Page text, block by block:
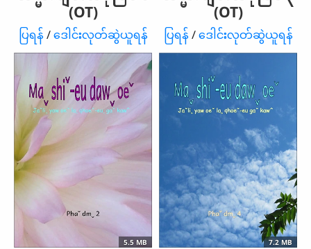
(OT)
ပြရန်/ဒေါင်းလုတ်ဆွဲယူရန်
(OT)
ပြရန်/ဒေါင်းလုတ်ဆွဲယူရန်
5.5 MB 7.2 MB